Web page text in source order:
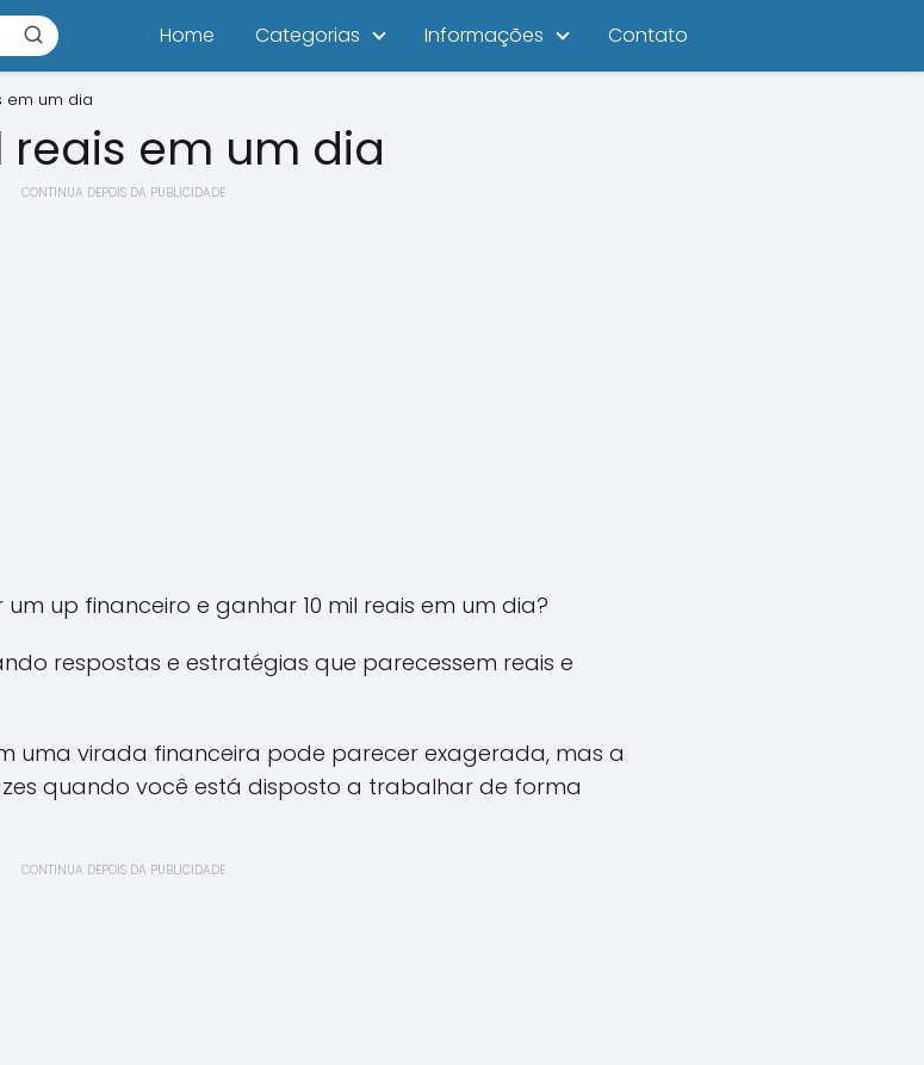
Home Categorias Informações Contato
em um dia
em um dia
CONTINUA DEPOIS DA PUBLICIDADE
up financeiro e ganhar 10 mil reais em um dia?
respostas e estratégias que parecessem reais e
uma virada financeira pode parecer exagerada, mas a
quando você está disposto a trabalhar de forma
CONTINUA DEPOIS DA PUBLICIDADE